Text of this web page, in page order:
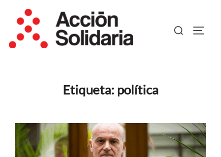
contenido
Buscar:
Etiqueta: política